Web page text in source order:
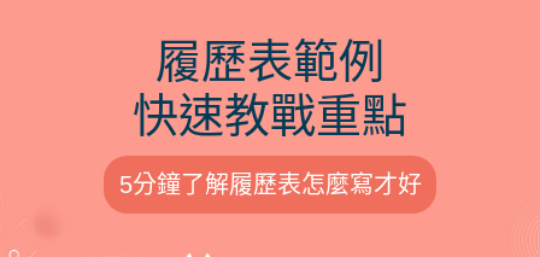
履歷表範例
快速教戰重點
5分鐘了解履歷表怎麼寫才好